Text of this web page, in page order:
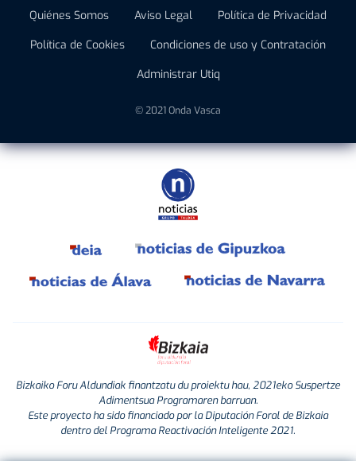
Quiénes Somos Aviso Legal
Política de Privacidad
Política de Cookies
Condiciones de uso y Contratación
Administrar Utiq
© 2021 Onda Vasca
Bizkaiko Foru Aldundiak finantzatu du proiektu hau, 2021eko Suspertze
Adimentsua Programaren barruan.
Este proyecto ha sido financiado por la Diputación Foral de Bizkaia
dentro del Programa Reactivación Inteligente 2021.